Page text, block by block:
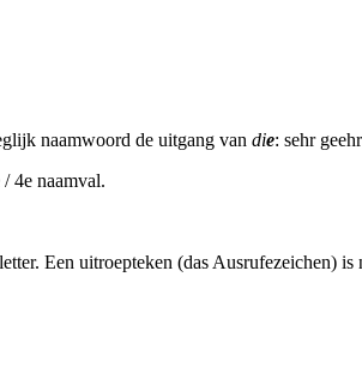
naamwoord de uitgang van die: sehr
4e naamval.
Een uitroepteken (das Ausrufezeichen)